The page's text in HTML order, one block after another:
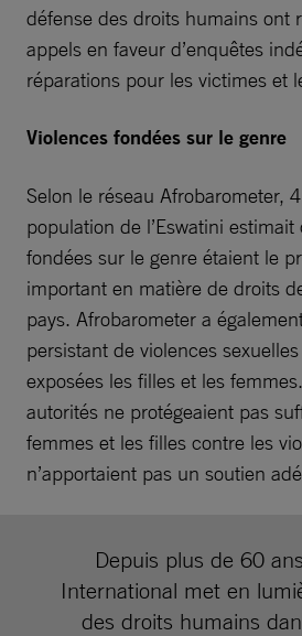
défense des droits humains ont
appels en faveur d’enquêtes
réparations pour les victimes et
Violences fondées sur le genre
Selon le réseau Afrobarometer,
population de l’Eswatini
fondées sur le genre étaient le
important en matière de droits
pays. Afrobarometer a
persistant de violences
exposées les filles et les
autorités ne protégeaient pas
femmes et les filles contre les
n’apportaient pas un soutien
Depuis plus de 60
International met en
des droits humains